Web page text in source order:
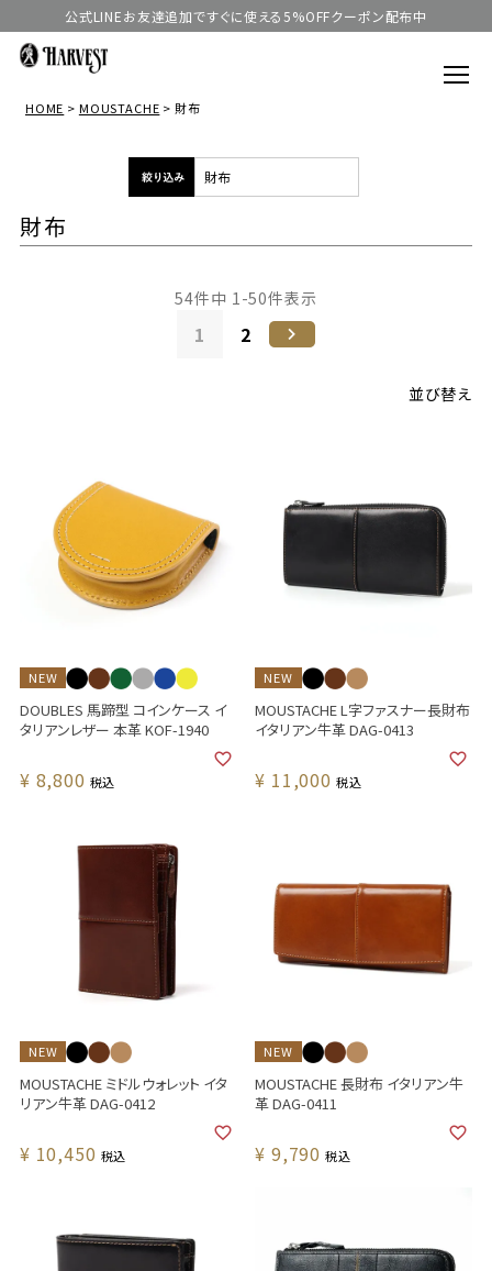
公式LINEお友達追加ですぐに使える5%OFFクーポン配布中
HOME MOUSTACHE 財布
財布
並び替え
54件中 1 -50件表示
1 2
NEW
DOUBLES 馬蹄型 コインケース イ
タリアンレザー 本革 KOF-1940
¥ 8,800 税込
NEW
MOUSTACHE L字ファスナー長財布
イタリアン牛革 DAG-0413
¥ 11,000 税込
NEW
MOUSTACHE ミドルウォレット イタ
リアン牛革 DAG-0412
¥ 10,450 税込
NEW
MOUSTACHE 長財布 イタリアン牛
革 DAG-0411
¥ 9,790 税込